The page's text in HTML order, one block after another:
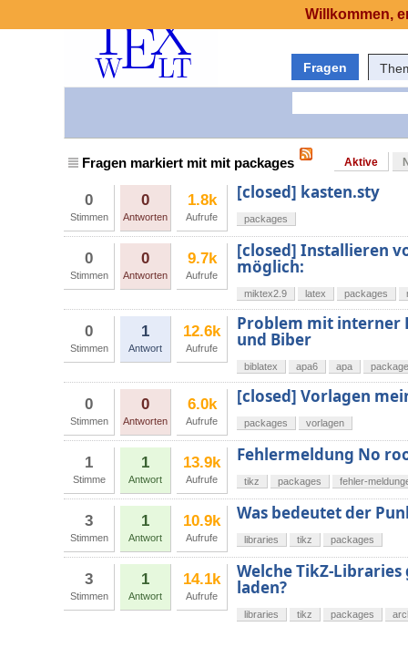
Fragen
Fragen markiert mit mit packages Aktive
0
Stimmen
0
Antworten
1.8k
Aufrufe
[closed] kasten.sty
packages
0
Stimmen
0
Antworten
9.7k
Aufrufe
[closed] Installieren
möglich:
miktex2.9 latex packages
0
Stimmen
1
Antwort
12.6k
Aufrufe
Problem mit interner
und Biber
biblatex apa6 apa
0
Stimmen
0
Antworten
6.0k
Aufrufe
[closed] Vorlagen
packages vorlagen
1
Stimme
1
Antwort
13.9k
Aufrufe
Fehlermeldung No
tikz packages fehler-
3
Stimmen
1
Antwort
10.9k
Aufrufe
Was bedeutet der
libraries tikz packages
3
Stimmen
1
Antwort
14.1k
Aufrufe
Welche TikZ-
laden?
libraries tikz packages
Willkommen,